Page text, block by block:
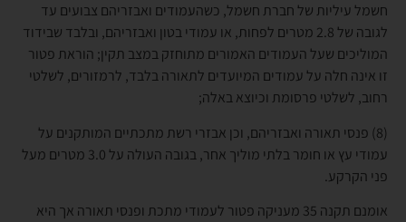
חשמל עיליות של חברת חשמל, כשהעמודים ואבזריהם צבועים עד
לגובה של 2.8 מטרים לפחות, או עמודי בטון ואבזריהם, ובלבד שבידוד
המוליכים שעל העמודים האמורים מתוחזק במצב תקין; הוראת פטור
זו אינה חלה על עמודים המיועדים לתאורה בלבד, לרמזורים, לשלטי
רחוב, לשלטי פרסומת וכיוצא באלה;
(8) פנסי תאורה ואבזריהם, וכן אבזרי רשת מתכתיים המותקנים על
עמודי עץ או חומר בלתי מוליך אחר, בגובה העולה על 3.0 מטרים מעל
פני הקרקע.
אומנם תקנה 35 מעניקה פטור לעמודי מתכת ופנסי תאורה אך היא